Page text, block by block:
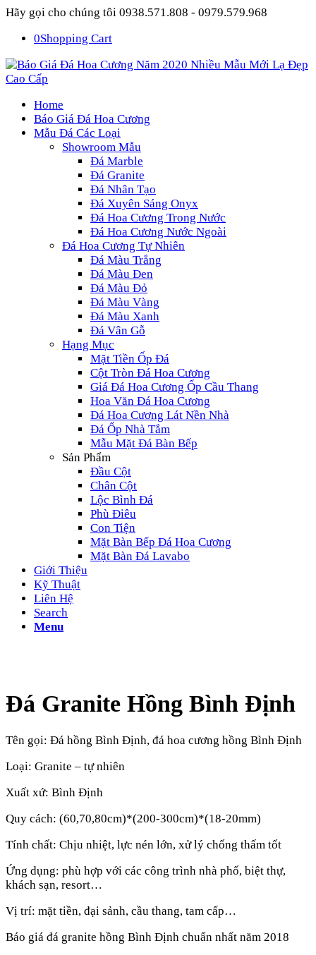
Hãy gọi cho chúng tôi 0938.571.808 - 0979.579.968
0Shopping Cart
Home
Báo Giá Đá Hoa Cương
Mẫu Đá Các Loại
Showroom Mẫu
Đá Marble
Đá Granite
Đá Nhân Tạo
Đá Xuyên Sáng Onyx
Đá Hoa Cương Trong Nước
Đá Hoa Cương Nước Ngoài
Đá Hoa Cương Tự Nhiên
Đá Màu Trắng
Đá Màu Đen
Đá Màu Đỏ
Đá Màu Vàng
Đá Màu Xanh
Đá Vân Gỗ
Hạng Mục
Mặt Tiền Ốp Đá
Cột Tròn Đá Hoa Cương
Giá Đá Hoa Cương Ốp Cầu Thang
Hoa Văn Đá Hoa Cương
Đá Hoa Cương Lát Nền Nhà
Đá Ốp Nhà Tắm
Mẫu Mặt Đá Bàn Bếp
Sản Phẩm
Đầu Cột
Chân Cột
Lộc Bình Đá
Phù Điêu
Con Tiện
Mặt Bàn Bếp Đá Hoa Cương
Mặt Bàn Đá Lavabo
Giới Thiệu
Kỹ Thuật
Liên Hệ
Search
Menu
Đá Granite Hồng Bình Định
Tên gọi: Đá hồng Bình Định, đá hoa cương hồng Bình Định
Loại: Granite – tự nhiên
Xuất xứ: Bình Định
Quy cách: (60,70,80cm)*(200-300cm)*(18-20mm)
Tính chất: Chịu nhiệt, lực nén lớn, xử lý chống thấm tốt
Ứng dụng: phù hợp với các công trình nhà phố, biệt thự,
khách sạn, resort…
Vị trí: mặt tiền, đại sảnh, cầu thang, tam cấp…
Báo giá đá granite hồng Bình Định chuẩn nhất năm 2018